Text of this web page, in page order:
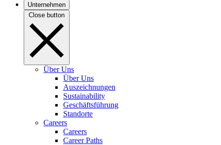
Unternehmen
Close button
Über Uns
Über Uns
Auszeichnungen
Sustainability
Geschäftsführung
Standorte
Careers
Careers
Career Paths